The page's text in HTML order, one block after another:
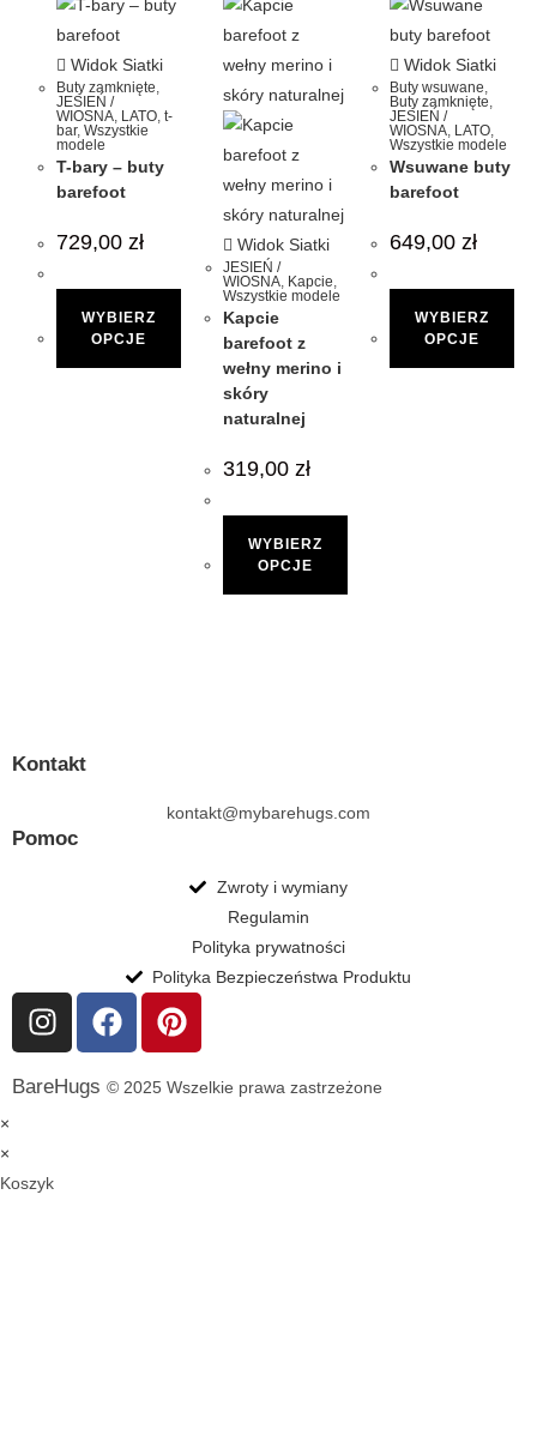
Widok Siatki
Buty zamknięte,
JESIEŃ /
WIOSNA, LATO,t-
bar,Wszystkie
modele
T-bary – buty
barefoot
729,00zł
WYBIERZ
OPCJE
Widok Siatki
JESIEŃ /
WIOSNA, Kapcie,
Wszystkie modele
Kapcie
barefoot z
wełny merino i
skóry
naturalnej
319,00 zł
WYBIERZ
OPCJE
Widok Siatki
Buty wsuwane,
Buty zamknięte,
JESIEŃ /
WIOSNA, LATO,
Wszystkie modele
Wsuwane buty
barefoot
649,00 zł
WYBIERZ
OPCJE
Kontakt
kontakt@mybarehugs.com
Pomoc
Zwroty i wymiany
Regulamin
Polityka prywatności
Polityka Bezpieczeństwa Produktu
BareHugs © 2025 Wszelkie prawa zastrzeżone
×
×
Koszyk